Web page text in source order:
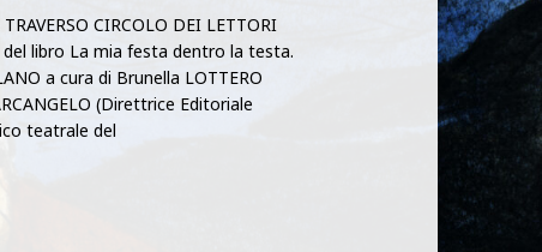
CIRCOLO DEI LETTORI
libro La mia festa dentro la testa.
a cura di Brunella LOTTERO
(Direttrice Editoriale
teatrale del